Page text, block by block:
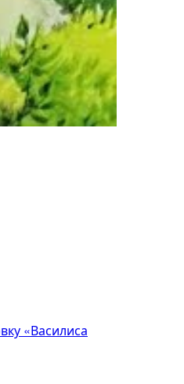
«Василиса